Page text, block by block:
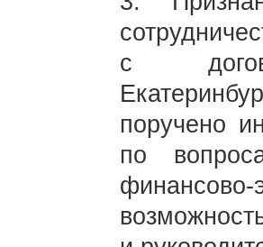
с
поручено
по